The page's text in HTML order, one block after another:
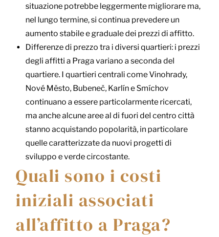
situazione potrebbe leggermente migliorare ma,
nel lungo termine, si continua prevedere un
aumento stabile e graduale dei prezzi di affitto.
Differenze di prezzo tra i diversi quartieri: i prezzi
degli affitti a Praga variano a seconda del
quartiere. I quartieri centrali come Vinohrady,
Nové Město, Bubeneč, Karlín e Smíchov
continuano a essere particolarmente ricercati,
ma anche alcune aree al di fuori del centro città
stanno acquistando popolarità, in particolare
quelle caratterizzate da nuovi progetti di
sviluppo e verde circostante.
Quali sono i costi
iniziali associati
all’affitto a Praga?